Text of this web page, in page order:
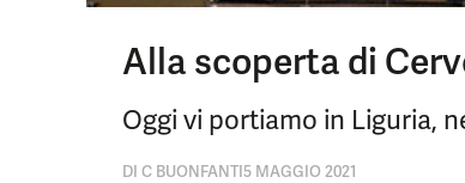
Alla scoperta di
Oggi vi portiamo in Liguria,
DI C BUONFANTI5 MAGGIO 2021